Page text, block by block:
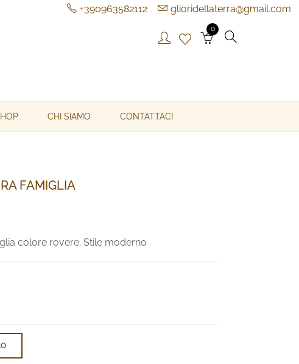
+390963582112
glioridellaterra@gmail.com
0
CHI SIAMO CONTATTACI
FAMIGLIA
colore rovere. Stile moderno